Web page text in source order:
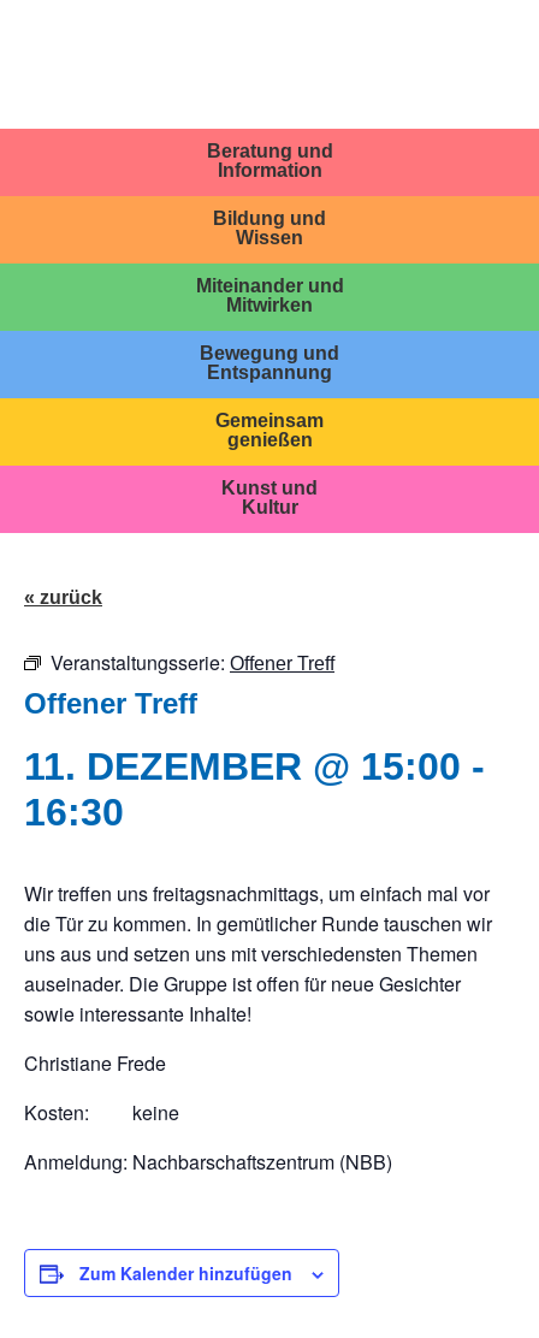
Beratung und
Information
Bildung und
Wissen
Miteinander und
Mitwirken
Bewegung und
Entspannung
Gemeinsam
genießen
Kunst und
Kultur
« zurück
Veranstaltungsserie: Offener Treff
Offener Treff
11. DEZEMBER @ 15:00 -
16:30
Wir treffen uns freitagsnachmittags, um einfach mal vor
die Tür zu kommen. In gemütlicher Runde tauschen wir
uns aus und setzen uns mit verschiedensten Themen
auseinader. Die Gruppe ist offen für neue Gesichter
sowie interessante Inhalte!
Christiane Frede
Kosten: keine
Anmeldung: Nachbarschaftszentrum (NBB)
Zum Kalender hinzufügen